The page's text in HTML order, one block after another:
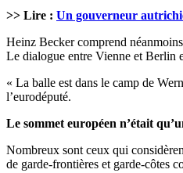
>> Lire : Un gouverneur
Heinz Becker comprend
Le dialogue entre Vienne et Berlin
« La balle est dans le camp de
l’eurodéputé.
Le sommet européen n’était
Nombreux sont ceux qui
de garde-frontières et garde-côtes